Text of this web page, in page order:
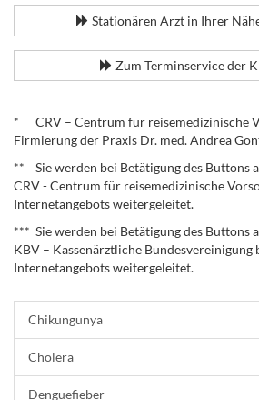
Stationären Arzt in Ihrer
Zum Terminservice der
* CRV – Centrum für reisemedizinische
Firmierung der Praxis Dr. med. Andrea
** Sie werden bei Betätigung des Buttons
CRV - Centrum für reisemedizinische
Internetangebots weitergeleitet.
*** Sie werden bei Betätigung des Buttons
KBV – Kassenärztliche Bundesvereinigung
Internetangebots weitergeleitet.
Chikungunya
Cholera
Denguefieber